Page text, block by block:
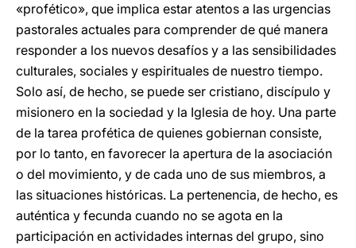
«profético», que implica estar atentos a las urgencias
pastorales actuales para comprender de qué manera
responder a los nuevos desafíos y a las sensibilidades
culturales, sociales y espirituales de nuestro tiempo.
Solo así, de hecho, se puede ser cristiano, discípulo y
misionero en la sociedad y la Iglesia de hoy. Una parte
de la tarea profética de quienes gobiernan consiste,
por lo tanto, en favorecer la apertura de la asociación
o del movimiento, y de cada uno de sus miembros, a
las situaciones históricas. La pertenencia, de hecho, es
auténtica y fecunda cuando no se agota en la
participación en actividades internas del grupo, sino